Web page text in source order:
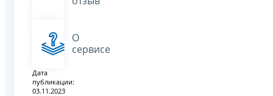
О
сервисе
Дата
публикации:
03.11.2023